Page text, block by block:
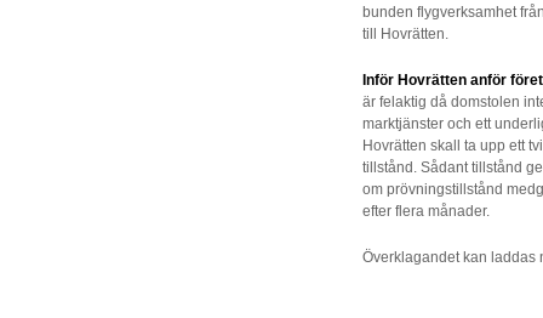
bunden flygverksamhet
till Hovrätten.
Inför Hovrätten anför
är felaktig då domstolen
marktjänster och ett
Hovrätten skall ta upp ett
tillstånd. Sådant tillstånd
om prövningstillstånd
efter flera månader.
Överklagandet kan laddas